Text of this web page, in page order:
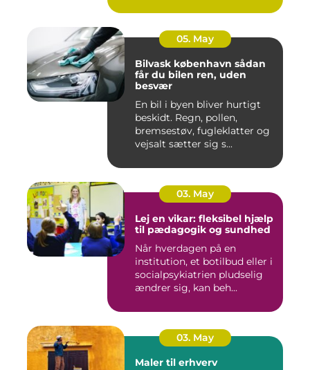
05. May
Bilvask københavn sådan
får du bilen ren, uden
besvær
En bil i byen bliver hurtigt
beskidt. Regn, pollen,
bremsestøv, fugleklatter og
vejsalt sætter sig s...
03. May
Lej en vikar: fleksibel hjælp
til pædagogik og sundhed
Når hverdagen på en
institution, et botilbud eller i
socialpsykiatrien pludselig
ændrer sig, kan beh...
03. May
Maler til erhverv